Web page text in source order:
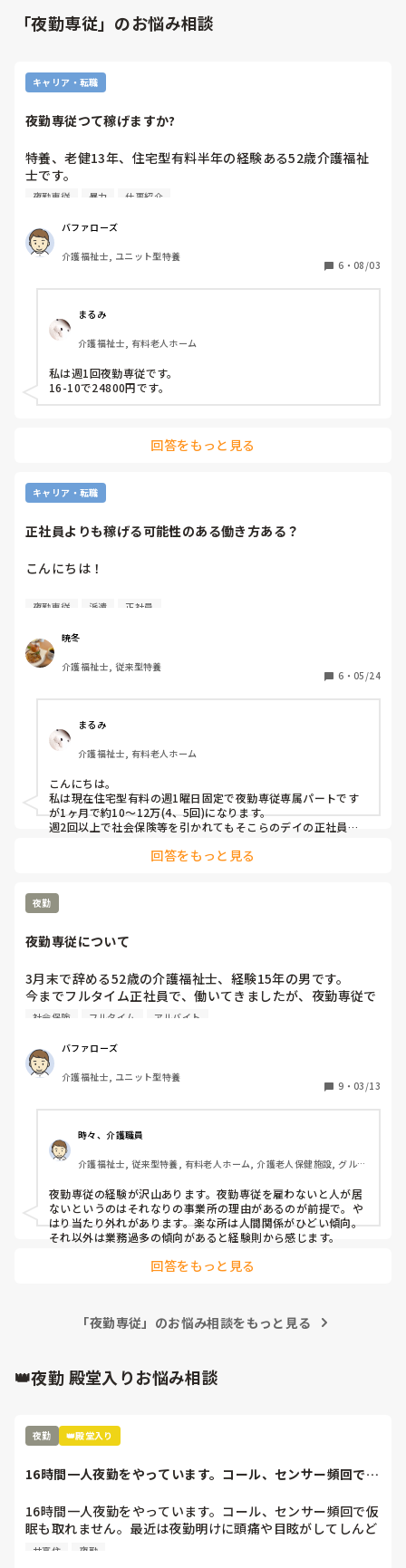
「夜勤専従」のお悩み相談
キャリア・転職
夜勤専従つて稼げますか?
特養、老健13年、住宅型有料半年の経験ある52歳介護福祉
士です。
前の住宅型有料辞めて4月末から正社員で、大手法人のグル
り。
2カ月足らずで夜勤一人立ちで、女性入居者8人です。
そんな不穏暴力的な人いません。
人手不足で6月、今月1人辞めます。女性ばかりてすが、そこ
は上手くやってます。
食事は、老健からの弁当で、ご飯たくのみ、日勤9時から17
時半、遅出10時から18時半、夜勤17時から翌朝10時まで。
夜勤の負担重いです。
夜勤7回やつて、手取り23万円。夜勤1回7千、他手当て。
賞与年2回2.3カ月。人手不足なので、特養に応援にいつたり
引っ越ししたばかりで早く決めたかったので、ジョブメドレ
グループホ―厶、配置スタッフ少ないのと、やっぱ、もう少
わって、とりあえず1年は、いて、探してはみようと思って
夜勤専従 暴力 仕事紹介
バファローズ
介護福祉士, ユニット型特養
6 ・ 08/03
まるみ
介護福祉士, 有料老人ホーム
私は週1回夜勤専従です。
16-10で24800円です。
回答をもっと見る
キャリア・転職
正社員よりも稼げる可能性のある働き方ある？
こんにちは！
介護職に限定した話になりますが、正社員で働くよりも稼げ
派遣や夜勤専従掛け持ちなど…
結局、正社員として働くことが一番収入的には多いことが一
ご意見お待ちしております。
よろしくお願いします！
夜勤専従 派遣 正社員
暁冬
介護福祉士, 従来型特養
6 ・ 05/24
まるみ
介護福祉士, 有料老人ホーム
こんにちは。
私は現在住宅型有料の週1曜日固定で夜勤専従専属パートです
が1ヶ月で約10〜12万(4、5回)になります。
週2回以上で社会保険等を引かれてもそこらのデイの正社員並
ボーナスはありませんが身体はとても楽で、人間関係も最低限
回答をもっと見る
夜勤
夜勤専従について
3月末で辞める52歳の介護福祉士、経験15年の男です。
今までフルタイム正社員で、働いてきましたが、夜勤専従で
アルバイトパートで、掛け持ちするなり働いてみようかな?
理由は、歯科で、虫歯、歯周病になり、予約制で、ほっとけ
ない状態です。家賃、光熱費、物価高と、生活もあり。
特別養護老人ホーム、老人保健施設、グループホ―厶。
面接で、夜勤専従で、雇ってくれるかな?と思ってますが。
夜勤専従で働いてる方、どんな感じか教えて下さい。
月10回ぐらい、社会保険必須です。
社会保険 フルタイム アルバイト
バファローズ
介護福祉士, ユニット型特養
9 ・ 03/13
時々、介護職員
介護福祉士, 従来型特養, 有料老人ホーム, 介護老人保健施設, グルー
夜勤専従の経験が沢山あります。夜勤専従を雇わないと人が居
ないというのはそれなりの事業所の理由があるのが前提で。や
はり当たり外れがあります。楽な所は人間関係がひどい傾向。
それ以外は業務過多の傾向があると経験則から感じます。
回答をもっと見る
「夜勤専従」のお悩み相談をもっと見る
👑夜勤 殿堂入りお悩み相談
夜勤 👑殿堂入り
16時間一人夜勤をやっています。コール、センサー頻回で仮
16時間一人夜勤をやっています。コール、センサー頻回で仮
眠も取れません。最近は夜勤明けに頭痛や目眩がしてしんど
いです(--;)
サ高住 夜勤